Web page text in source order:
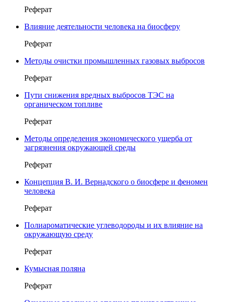
Реферат
Влияние деятельности человека на биосферу
Реферат
Методы очистки промышленных газовых выбросов
Реферат
Пути снижения вредных выбросов ТЭС на
органическом топливе
Реферат
Методы определения экономического ущерба от
загрязнения окружающей среды
Реферат
Концепция В. И. Вернадского о биосфере и феномен
человека
Реферат
Полиароматические углеводороды и их влияние на
окружающую среду
Реферат
Кумысная поляна
Реферат